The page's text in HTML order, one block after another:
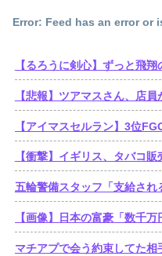
Error: Feed has an error or
【るろうに剣心】ずっと飛
【悲報】ツアマスさん、店
【衝撃】イギリス、タバコ
五輪警備スタッフ「支給さ